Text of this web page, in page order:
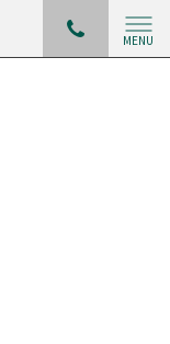
MENU